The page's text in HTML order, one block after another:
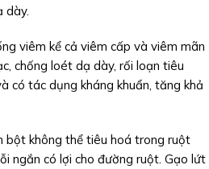
dày.
viêm kể cả viêm cấp và viêm mãn
chống loét dạ dày, rối loạn tiêu
có tác dụng kháng khuẩn, tăng khả
bột không thể tiêu hoá trong ruột
ngắn có lợi cho đường ruột. Gạo lứt